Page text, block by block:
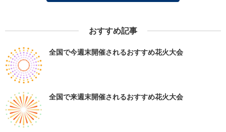
おすすめ記事
全国で今週末開催されるおすすめ花火大会
全国で来週末開催されるおすすめ花火大会